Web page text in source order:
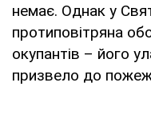
немає. Однак у
протиповітряна
окупантів – його
призвело до